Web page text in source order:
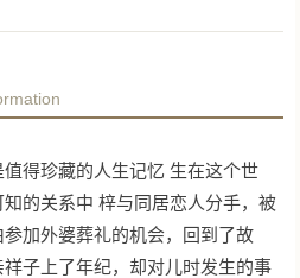
得珍藏的人生记忆 生在这个世
的关系中 梓与同居恋人分手，被
加外婆葬礼的机会，回到了故
子上了年纪，却对儿时发生的事